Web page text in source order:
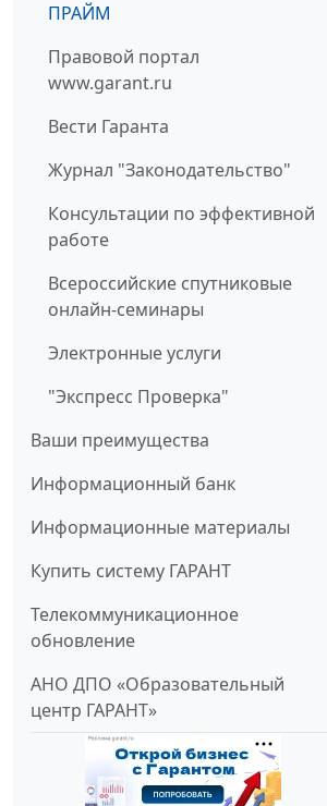
ПРАЙМ
Правовой портал
www.garant.ru
Вести Гаранта
Журнал "Законодательство"
Консультации по эффективной
работе
Всероссийские спутниковые
онлайн-семинары
Электронные услуги
"Экспресс Проверка"
Ваши преимущества
Информационный банк
Информационные материалы
Купить систему ГАРАНТ
Телекоммуникационное
обновление
АНО ДПО «Образовательный
центр ГАРАНТ»